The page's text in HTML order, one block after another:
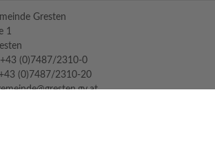
Gresten
1
+43 (0)7487/2310-0
+43 (0)7487/2310-20